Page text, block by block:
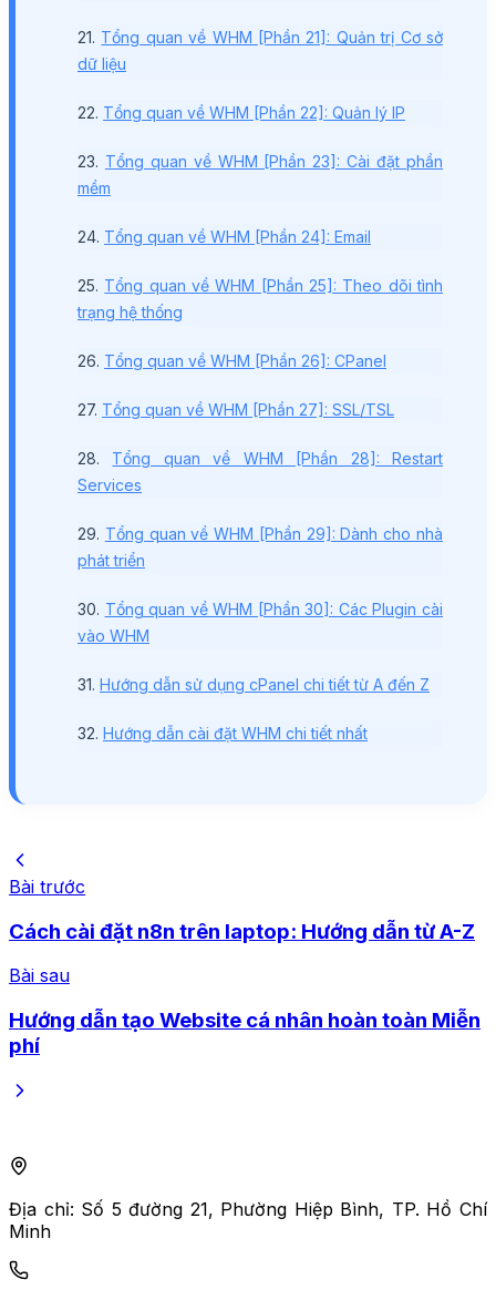
21. Tổng quan về WHM [Phần 21]: Quản trị Cơ sở
dữ liệu
22. Tổng quan về WHM [Phần 22]: Quản lý IP
23. Tổng quan về WHM [Phần 23]: Cài đặt phần
mềm
24. Tổng quan về WHM [Phần 24]: Email
25. Tổng quan về WHM [Phần 25]: Theo dõi tình
trạng hệ thống
26. Tổng quan về WHM [Phần 26]: CPanel
27. Tổng quan về WHM [Phần 27]: SSL/TSL
28. Tổng quan về WHM [Phần 28]: Restart
Services
29. Tổng quan về WHM [Phần 29]: Dành cho nhà
phát triển
30. Tổng quan về WHM [Phần 30]: Các Plugin cài
vào WHM
31. Hướng dẫn sử dụng cPanel chi tiết từ A đến Z
32. Hướng dẫn cài đặt WHM chi tiết nhất
Bài trước
Cách cài đặt n8n trên laptop: Hướng dẫn từ A-Z
Bài sau
Hướng dẫn tạo Website cá nhân hoàn toàn Miễn
phí
Địa chỉ: Số 5 đường 21, Phường Hiệp Bình, TP. Hồ Chí
Minh